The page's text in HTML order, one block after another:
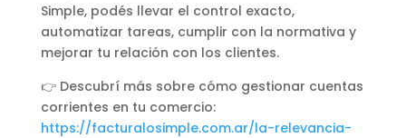
Simple, podés llevar el control exacto,
automatizar tareas, cumplir con la normativa y
mejorar tu relación con los clientes.
👉 Descubrí más sobre cómo gestionar cuentas
corrientes en tu comercio:
https://facturalosimple.com.ar/la-relevancia-